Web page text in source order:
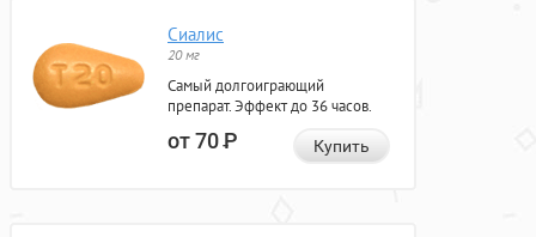
Сиалис
20 мг
Самый долгоиграющий
препарат. Эффект до 36 часов.
от 70Р Купить